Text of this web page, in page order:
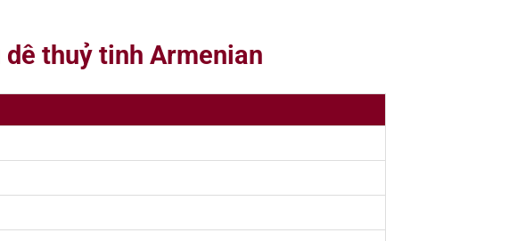
thuỷ tinh Armenian